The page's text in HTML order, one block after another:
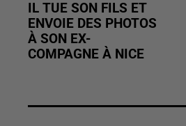
IL TUE SON FILS ET
ENVOIE DES PHOTOS
À SON EX-
COMPAGNE À NICE